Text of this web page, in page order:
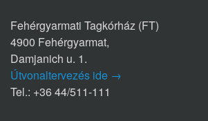
Fehérgyarmati Tagkórház (FT)
4900 Fehérgyarmat,
Damjanich u. 1.
Útvonaltervezés ide →
Tel.: +36 44/511-111